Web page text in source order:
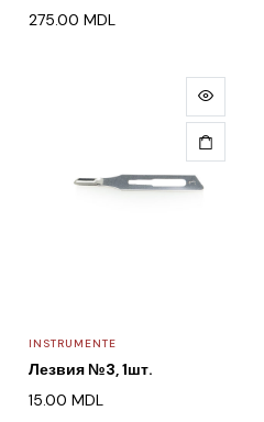
275.00 MDL
INSTRUMENTE
Лезвия №3, 1шт.
15.00 MDL